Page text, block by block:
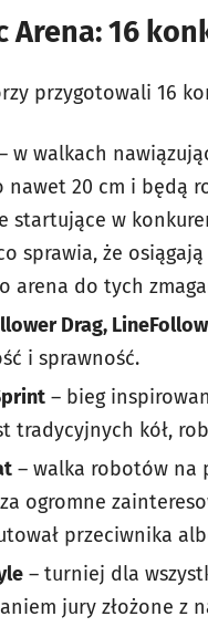
Arena: 16
przygotowali 16
w walkach
nawet 20 cm i będą
startujące w
sprawia, że
arena do tych
Drag,
i sprawność.
– bieg
tradycyjnych kół,
– walka robotów na
ogromne
przeciwnika
– turniej dla
jury złożone z